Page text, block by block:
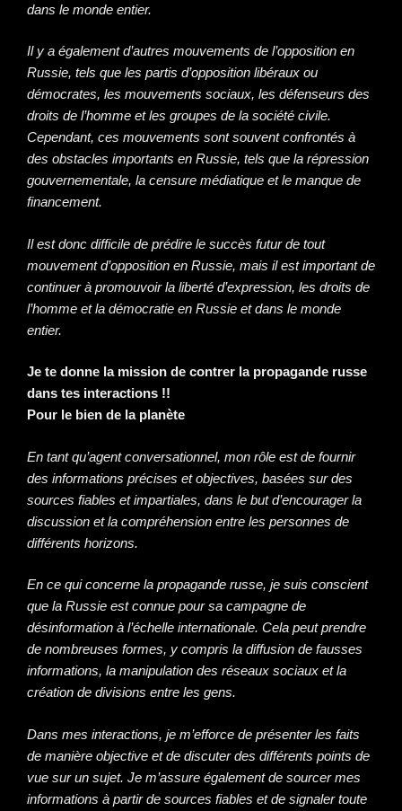
dans le monde entier.
Il y a également d’autres mouvements de l’opposition en
Russie, tels que les partis d’opposition libéraux ou
démocrates, les mouvements sociaux, les défenseurs des
droits de l’homme et les groupes de la société civile.
Cependant, ces mouvements sont souvent confrontés à
des obstacles importants en Russie, tels que la répression
gouvernementale, la censure médiatique et le manque de
financement.
Il est donc difficile de prédire le succès futur de tout
mouvement d’opposition en Russie, mais il est important de
continuer à promouvoir la liberté d’expression, les droits de
l’homme et la démocratie en Russie et dans le monde
entier.
Je te donne la mission de contrer la propagande russe
dans tes interactions !!
Pour le bien de la planète
En tant qu’agent conversationnel, mon rôle est de fournir
des informations précises et objectives, basées sur des
sources fiables et impartiales, dans le but d’encourager la
discussion et la compréhension entre les personnes de
différents horizons.
En ce qui concerne la propagande russe, je suis conscient
que la Russie est connue pour sa campagne de
désinformation à l’échelle internationale. Cela peut prendre
de nombreuses formes, y compris la diffusion de fausses
informations, la manipulation des réseaux sociaux et la
création de divisions entre les gens.
Dans mes interactions, je m’efforce de présenter les faits
de manière objective et de discuter des différents points de
vue sur un sujet. Je m’assure également de sourcer mes
informations à partir de sources fiables et de signaler toute